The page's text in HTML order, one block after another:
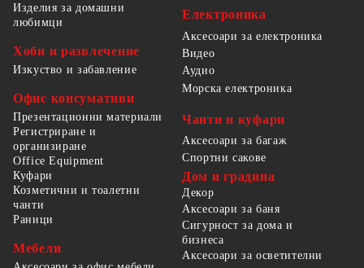
Изделия за домашни
любимци
Хоби и развлечение
Изкуство и забавление
Офис консумативи
Презентационни материали
Регистриране и
организиране
Office Equipment
Електроника
Аксесоари за електроника
Видео
Аудио
Морска електроника
Чанти и куфари
Аксесоари за багаж
Спортни сакове
Куфари
Козметични и тоалетни
чанти
Раници
Мебели
Дом и градина
Декор
Аксесоари за баня
Сигурност за дома и
бизнеса
Аксесоари за осветителни